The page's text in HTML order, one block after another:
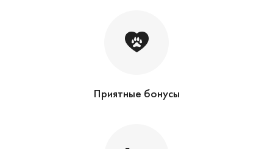
Приятные бонусы